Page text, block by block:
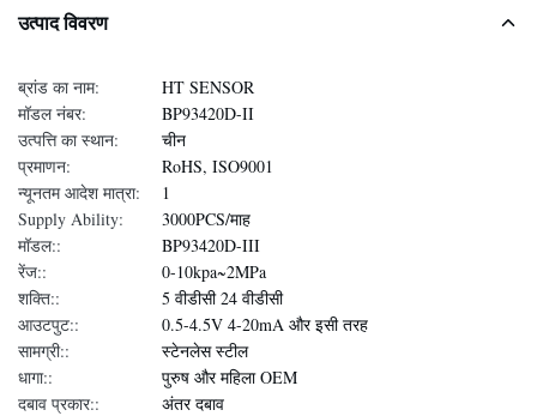
उत्पाद विवरण
ब्रांड का नाम:
HT SENSOR
मॉडल नंबर:
BP93420D-II
उत्पत्ति का स्थान:
चीन
प्रमाणन:
RoHS, ISO9001
न्यूनतम आदेश मात्रा:
1
Supply Ability:
3000PCS/माह
मॉडल::
BP93420D-III
रेंज::
0-10kpa~2MPa
शक्ति::
5 वीडीसी 24 वीडीसी
आउटपुट::
0.5-4.5V 4-20mA और इसी तरह
सामग्री::
स्टेनलेस स्टील
धागा::
पुरुष और महिला OEM
दबाव प्रकार::
अंतर दबाव